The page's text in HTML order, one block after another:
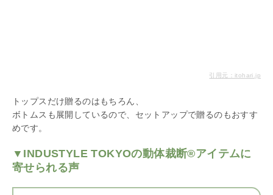
引用元：itohari.jp
トップスだけ贈るのはもちろん、
ボトムスも展開しているので、セットアップで贈るのもおすす
めです。
▼INDUSTYLE TOKYOの動体裁断®︎アイテムに
寄せられる声